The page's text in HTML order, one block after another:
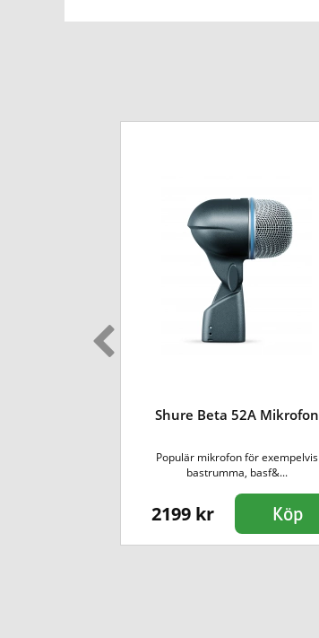
Shure Beta 52A Mikrofon
Populär mikrofon för exempelvis
bastrumma, basf&...
2199 kr Köp